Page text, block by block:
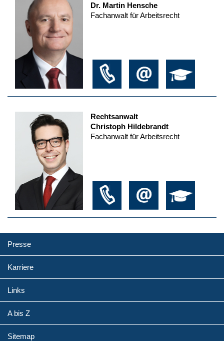
Dr. Martin Hensche
Fachanwalt für Arbeitsrecht
Rechtsanwalt
Christoph Hildebrandt
Fachanwalt für Arbeitsrecht
Presse
Karriere
Links
A bis Z
Sitemap